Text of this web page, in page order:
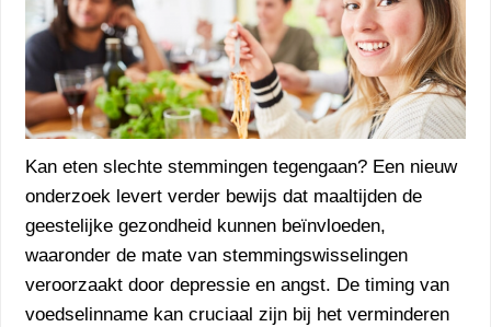
Kan eten slechte stemmingen tegengaan? Een nieuw
onderzoek levert verder bewijs dat maaltijden de
geestelijke gezondheid kunnen beïnvloeden,
waaronder de mate van stemmingswisselingen
veroorzaakt door depressie en angst. De timing van
voedselinname kan cruciaal zijn bij het verminderen